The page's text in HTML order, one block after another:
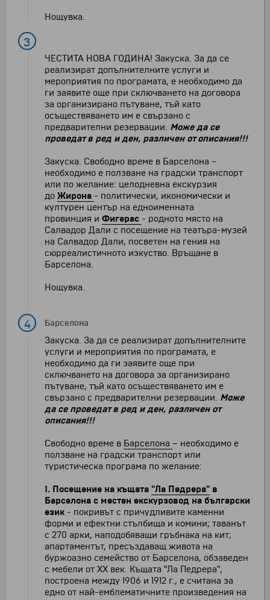
Нощувка.
3
ЧЕСТИТА НОВА ГОДИНА! Закуска. За да се
реализират допълнителните услуги и
мероприятия по програмата, е необходимо да
ги заявите още при сключването на договора
за организирано пътуване, тъй като
осъществяването им е свързано с
предварителни резервации. Може да се
проведат в ред и ден, различен от описания!!!
Закуска. Свободно време в Барселона –
необходимо е ползване на градски транспорт
или по желание: целодневна екскурзия
до Жирона - политически, икономически и
културен център на едноименната
провинция и Фигерас - родното място на
Салвадор Дали с посещение на театъра-музей
на Салвадор Дали, посветен на гения на
сюрреалистичното изкуство. Връщане в
Барселона.
Нощувка.
4 Барселона
Закуска. За да се реализират допълнителните
услуги и мероприятия по програмата, е
необходимо да ги заявите още при
сключването на договора за организирано
пътуване, тъй като осъществяването им е
свързано с предварителни резервации. Може
да се проведат в ред и ден, различен от
описания!!!
Свободно време в Барселона – необходимо е
ползване на градски транспорт или
туристическа програма по желание:
1. Посещение на къщата "Ла Педрера" в
Барселона с местен екскурзовод на български
език - покривът с причудливите каменни
форми и ефектни стълбища и комини; таванът
с 270 арки, наподобяващи гръбнака на кит;
апартаментът, пресъздаващ живота на
буржоазно семейство от Барселона, обзаведен
с мебели от XX век. Къщата "Ла Педрера",
построена между 1906 и 1912 г., е считана за
едно от най-емблематичните произведения на